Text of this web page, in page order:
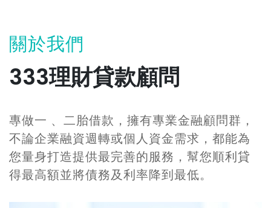
關於我們
333理財貸款顧問
專做一 、二胎借款，擁有專業金融顧問群，
不論企業融資週轉或個人資金需求，都能為
您量身打造提供最完善的服務，幫您順利貸
得最高額並將債務及利率降到最低。